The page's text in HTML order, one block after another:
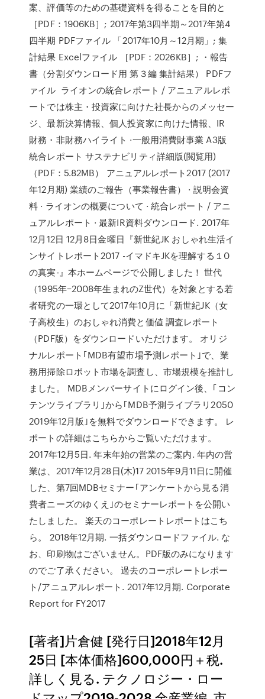
案、評価等のための基礎資料を得ることを目的と
［PDF：1906KB］; 2017年第3四半期～2017年第4
四半期 PDFファイル 「2017年10月～12月期」; 集
計結果 Excelファイル ［PDF：2026KB］; ・報告
書（分割ダウンロード用 第３編 集計結果） PDFフ
ァイル ライオンの統合レポート / アニュアルレポ
ートでは株主・投資家に向けた社長からのメッセー
ジ、最新決算情報、個人投資家に向けた情報、IR
財務・非財務ハイライト ·一般用消費財事業 A3版
統合レポート サステナビリティ詳細版(閲覧用)
（PDF：5.82MB） アニュアルレポート2017 (2017
年12月期) 業績のご報告（事業報告書） · 説明会資
料 · ライオンの概要について · 統合レポート / アニ
ュアルレポート · 最新IR資料ダウンロード. 2017年
12月12日 12月8日金曜日『新世紀JK おしゃれ生活イ
ンサイトレポート2017 -イマドキJKを理解する１0
の真実-』本ホームページで公開しました！ 世代
（1995年−2008年生まれのZ世代）を対象とする若
者研究の一環として2017年10月に「新世紀JK（女
子高校生）のおしゃれ消費と価値 調査レポート
（PDF版）をダウンロードいただけます。 オリジ
ナルレポート｢MDB有望市場予測レポート｣で、業
務用掃除ロボット市場を調査し、市場規模を推計し
ました。 MDBメンバーサイトにログイン後、｢コン
テンツライブラリ｣から｢MDB予測ライブラリ2050
2019年12月版｣を無料でダウンロードできます。 レ
ポートの詳細はこちらからご覧いただけます。
2017年12月5日. 年末年始の営業のご案内. 年内の営
業は、2017年12月28日(木)17 2015年9月11日に開催
した、第7回MDBセミナー｢アンケートから見る消
費者ニーズのゆくえ｣のセミナーレポートを公開い
たしました。 楽天のコーポレートレポートはこち
ら。 2018年12月期. 一括ダウンロードファイル. な
お、印刷物はございません。PDF版のみになります
のでご了承ください。 過去のコーポレートレポー
ト/アニュアルレポート. 2017年12月期. Corporate
Report for FY2017
[著者]片倉健 [発行日]2018年12月
25日 [本体価格]600,000円＋税.
詳しく見る. テクノロジー・ロー